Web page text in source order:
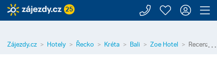
25 Zavolejte
Moje
⋯
Zájezdy.cz Hotely Řecko Kréta Bali Zoe Hotel Recenze